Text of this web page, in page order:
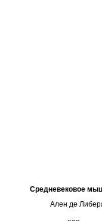
Средневековое
Ален де